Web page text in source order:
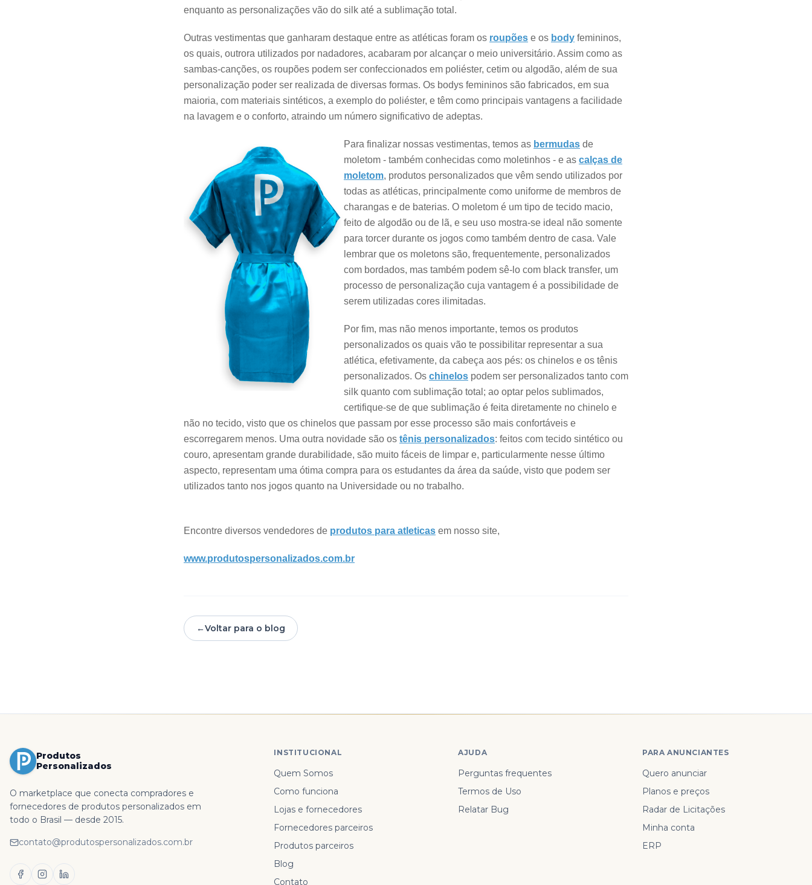
enquanto as personalizações vão do silk até a sublimação total.
Outras vestimentas que ganharam destaque entre as atléticas foram os roupões e os body femininos,
os quais, outrora utilizados por nadadores, acabaram por alcançar o meio universitário. Assim como as
sambas-canções, os roupões podem ser confeccionados em poliéster, cetim ou algodão, além de sua
personalização poder ser realizada de diversas formas. Os bodys femininos são fabricados, em sua
maioria, com materiais sintéticos, a exemplo do poliéster, e têm como principais vantagens a facilidade
na lavagem e o conforto, atraindo um número significativo de adeptas.
Para finalizar nossas vestimentas, temos as bermudas de
moletom - também conhecidas como moletinhos - e as calças de
moletom, produtos personalizados que vêm sendo utilizados por
todas as atléticas, principalmente como uniforme de membros de
charangas e de baterias. O moletom é um tipo de tecido macio,
feito de algodão ou de lã, e seu uso mostra-se ideal não somente
para torcer durante os jogos como também dentro de casa. Vale
lembrar que os moletons são, frequentemente, personalizados
com bordados, mas também podem sê-lo com black transfer, um
processo de personalização cuja vantagem é a possibilidade de
serem utilizadas cores ilimitadas.
Por fim, mas não menos importante, temos os produtos
personalizados os quais vão te possibilitar representar a sua
atlética, efetivamente, da cabeça aos pés: os chinelos e os tênis
personalizados. Os chinelos podem ser personalizados tanto com
silk quanto com sublimação total; ao optar pelos sublimados,
certifique-se de que sublimação é feita diretamente no chinelo e
não no tecido, visto que os chinelos que passam por esse processo são mais confortáveis e
escorregarem menos. Uma outra novidade são os tênis personalizados: feitos com tecido sintético ou
couro, apresentam grande durabilidade, são muito fáceis de limpar e, particularmente nesse último
aspecto, representam uma ótima compra para os estudantes da área da saúde, visto que podem ser
utilizados tanto nos jogos quanto na Universidade ou no trabalho.
Encontre diversos vendedores de produtos para atleticas em nosso site,
www.produtospersonalizados.com.br
←Voltar para o blog
Produtos
Personalizados
O marketplace que conecta compradores e
fornecedores de produtos personalizados em
todo o Brasil — desde 2015.
contato@produtospersonalizados.com.br
INSTITUCIONAL
Quem Somos
Como funciona
Lojas e fornecedores
Fornecedores parceiros
Produtos parceiros
Blog
Contato
AJUDA
Perguntas frequentes
Termos de Uso
Relatar Bug
PARA ANUNCIANTES
Quero anunciar
Planos e preços
Radar de Licitações
Minha conta
ERP